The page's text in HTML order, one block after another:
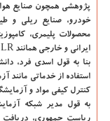
پژوهشی همچون صنایع هوا
خودرو، صنایع ریلی و
محصولات پلیمری،
ایرانی و خارجی همانند BV، DNV، GL، LR همكاری نزدیك و مستمر دارد.
استفاده از خدماتی مانند
كنترل كیفی مواد و
به قول مدیر شبكه